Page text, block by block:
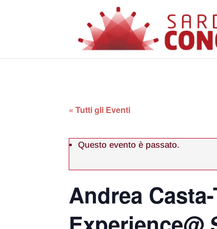
« Tutti gli Eventi
Questo evento è passato.
Andrea